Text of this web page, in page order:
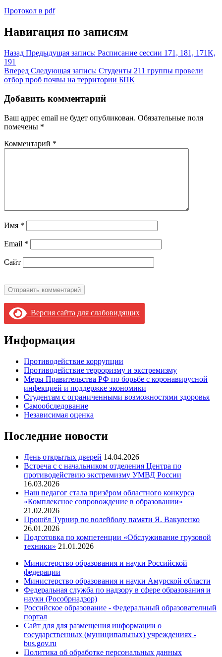
Протокол в pdf
Навигация по записям
Назад Предыдущая запись: Расписание сессии 171, 181, 171K,
191
Вперед Следующая запись: Студенты 211 группы провели
отбор проб почвы на территории БПК
Добавить комментарий
Ваш адрес email не будет опубликован. Обязательные поля
помечены *
Комментарий *
Имя *
Email *
Сайт
Версия сайта для слабовидящих
Информация
Противодействие коррупции
Противодействие терроризму и экстремизму
Меры Правительства РФ по борьбе с коронавирусной
инфекцией и поддержке экономики
Студентам с ограниченными возможностями здоровья
Самообследование
Независимая оценка
Последние новости
День открытых дверей 14.04.2026
Встреча с с начальником отделения Центра по
противодействию экстремизму УМВД России
16.03.2026
Наш педагог стала призёром областного конкурса
«Комплексное сопровождение в образовании»
21.02.2026
Прошёл Турнир по волейболу памяти Я. Вакуленко
26.01.2026
Подготовка по компетенции «Обслуживание грузовой
техники» 21.01.2026
Министерство образования и науки Российской
федерации
Министерство образования и науки Амурской области
Федеральная служба по надзору в сфере образования и
науки (Рособрнадзор)
Российское образование - Федеральный образователный
портал
Сайт для для размещения информации о
государственных (муниципальных) учреждениях -
bus.gov.ru
Политика об обработке персональных данных